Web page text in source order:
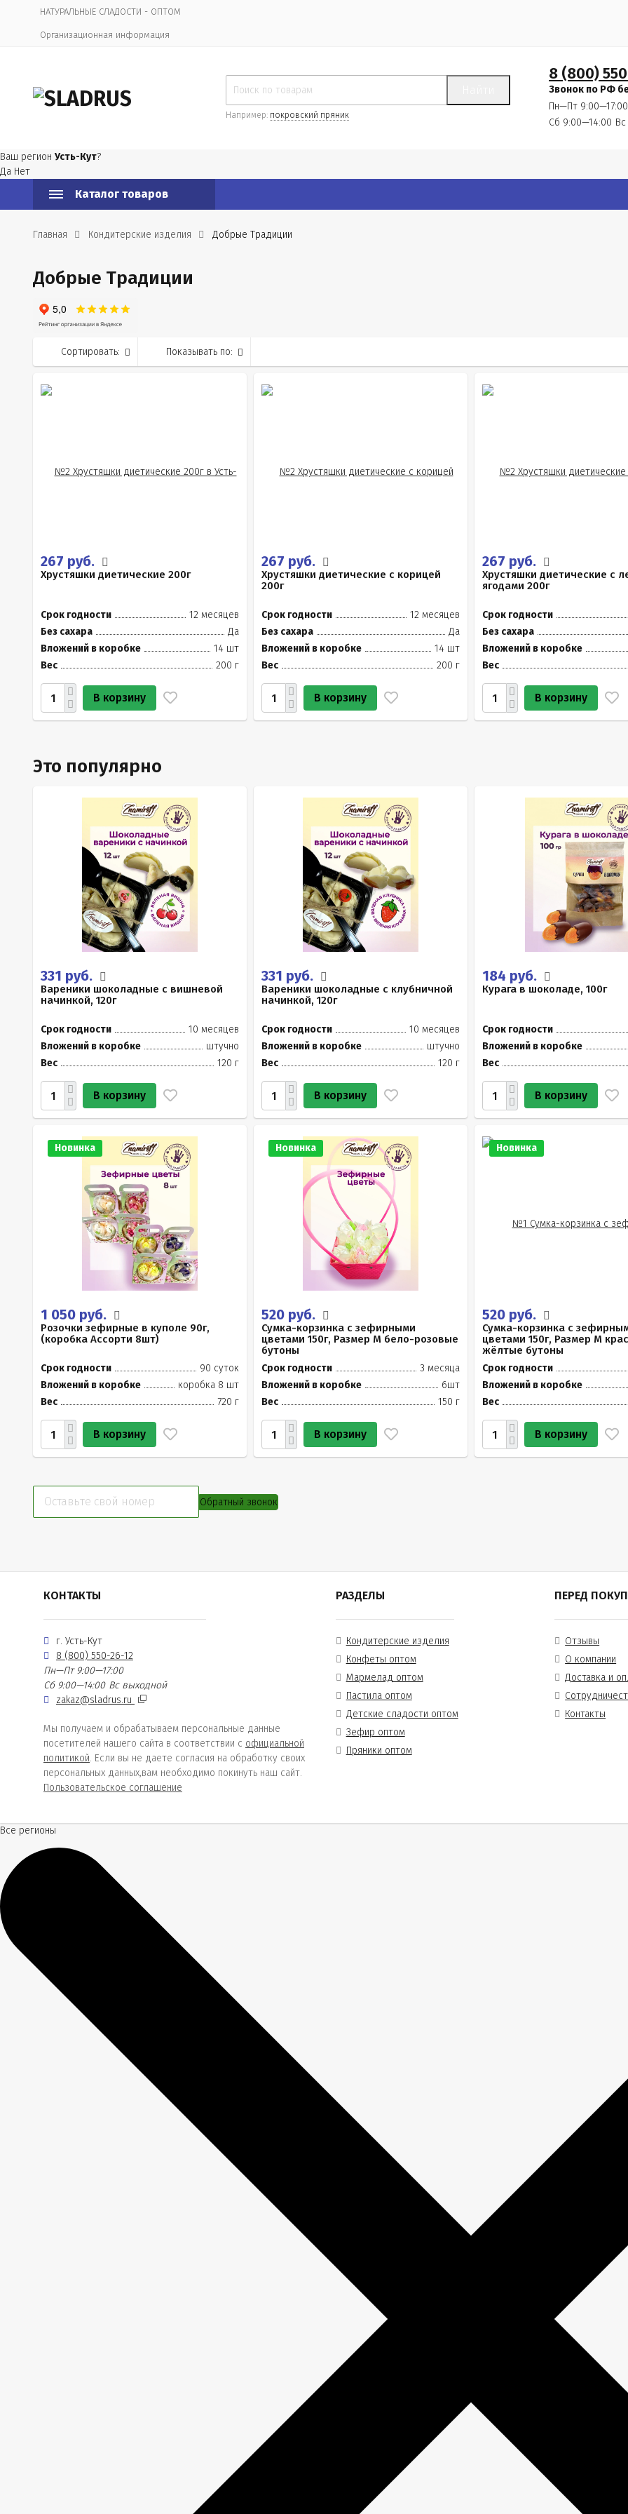
НАТУРАЛЬНЫЕ СЛАДОСТИ - ОПТОМ
Организационная информация
Например: покровский пряник
8 (800)
Звонок по РФ
Пн—Пт 9:00—17:00
Сб 9:00—14:00
Ваш регион Усть-Кут?
Да Нет
Каталог товаров
Главная Кондитерские изделия Добрые Традиции
Добрые Традиции
Сортировать: Показывать по:
267 руб.
Хрустяшки диетические 200г
Срок годности
12 месяцев
Без сахара
Да
Вложений в коробке
14 шт
Вес
200 г
В корзину
267 руб.
Хрустяшки диетические с корицей
200г
Срок годности
12 месяцев
Без сахара
Да
Вложений в коробке
14 шт
Вес
200 г
В корзину
267 руб.
Хрустяшки диетические с
ягодами 200г
Срок годности
Без сахара
Вложений в коробке
Вес
В корзину
Это популярно
331 руб.
Вареники шоколадные с вишневой
начинкой, 120г
Срок годности
10 месяцев
Вложений в коробке
штучно
Вес
120 г
В корзину
331 руб.
Вареники шоколадные с клубничной
начинкой, 120г
Срок годности
10 месяцев
Вложений в коробке
штучно
Вес
120 г
В корзину
184 руб.
Курага в шоколаде, 100г
Срок годности
Вложений в коробке
Вес
В корзину
Новинка
1 050 руб.
Розочки зефирные в куполе 90г,
(коробка Ассорти 8шт)
Срок годности
90 суток
Вложений в коробке
коробка 8 шт
Вес
720 г
В корзину
Новинка
520 руб.
Сумка-корзинка с зефирными
цветами 150г, Размер М бело-розовые
бутоны
Срок годности
3 месяца
Вложений в коробке
6шт
Вес
150 г
В корзину
Новинка
520 руб.
Сумка-корзинка с
цветами 150г, Размер М
жёлтые бутоны
Срок годности
Вложений в коробке
Вес
В корзину
Обратный звонок
КОНТАКТЫ
г. Усть-Кут
8 (800) 550-26-12
Пн—Пт 9:00—17:00
Сб 9:00—14:00 Вс выходной
zakaz@sladrus.ru
Мы получаем и обрабатываем персональные данные
посетителей нашего сайта в соответствии с официальной
политикой. Если вы не даете согласия на обработку своих
персональных данных,вам необходимо покинуть наш сайт.
Пользовательское соглашение
РАЗДЕЛЫ
Кондитерские изделия
Конфеты оптом
Мармелад оптом
Пастила оптом
Детские сладости оптом
Зефир оптом
Пряники оптом
ПЕРЕД
Отзывы
О компании
Доставка и
Контакты
Все регионы